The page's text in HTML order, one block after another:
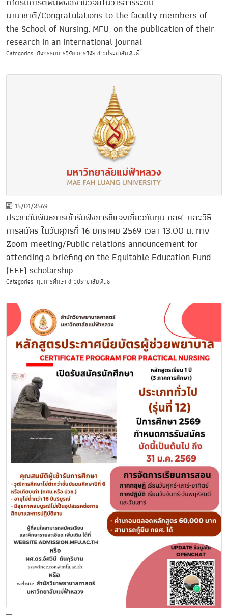
นานาชาติ/Congratulations to the faculty members of
the School of Nursing, MFU, on the publication of their
research in an international journal
Categories: กิจกรรมการวิจัย การวิจัย ข่าวประชาสัมพันธ์
15/01/2569
ประชาสัมพันธ์การเข้ารับฟังการชี้แจงเกี่ยวกับทุน กสศ. และวิธี
การสมัคร ในวันศุกร์ที่ 16 มกราคม 2569 เวลา 13.00 น. ทาง
Zoom meeting/Public relations announcement for
attending a briefing on the Equitable Education Fund
(EEF) scholarship
Categories: ทุนการศึกษา ข่าวประชาสัมพันธ์